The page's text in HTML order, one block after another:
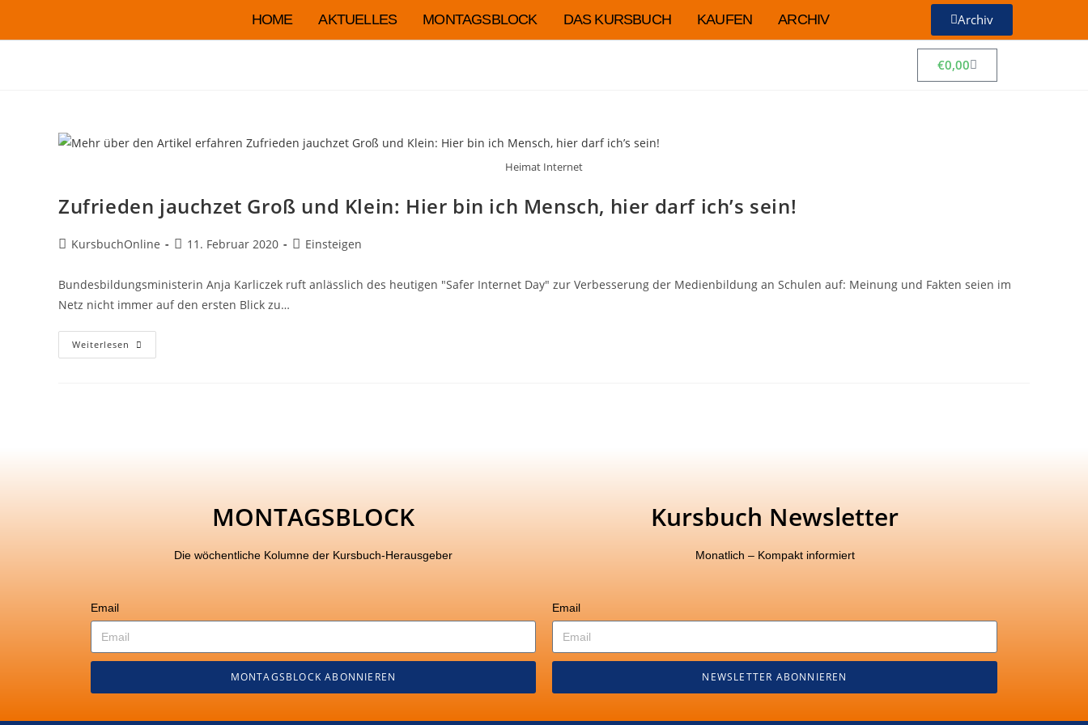
HOME AKTUELLES MONTAGSBLOCK DAS KURSBUCH KAUFEN ARCHIV Archiv
€0,00
Heimat Internet
Zufrieden jauchzet Groß und Klein: Hier bin ich Mensch, hier darf ich’s sein!
KursbuchOnline 11. Februar 2020 Einsteigen
Bundesbildungsministerin Anja Karliczek ruft anlässlich des heutigen "Safer Internet Day" zur Verbesserung der Medienbildung an Schulen auf: Meinung und Fakten seien im
Netz nicht immer auf den ersten Blick zu…
Weiterlesen
MONTAGSBLOCK
Die wöchentliche Kolumne der Kursbuch-Herausgeber
Email
MONTAGSBLOCK ABONNIEREN
Kursbuch Newsletter
Monatlich – Kompakt informiert
Email
NEWSLETTER ABONNIEREN